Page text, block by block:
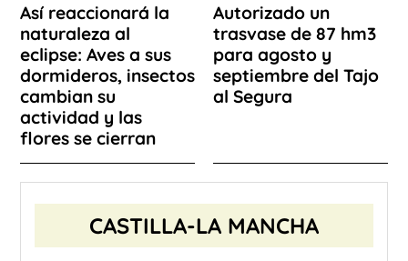
Así reaccionará la
naturaleza al
eclipse: Aves a sus
dormideros, insectos
cambian su
actividad y las
flores se cierran
Autorizado un
trasvase de 87 hm3
para agosto y
septiembre del Tajo
al Segura
CASTILLA-LA MANCHA